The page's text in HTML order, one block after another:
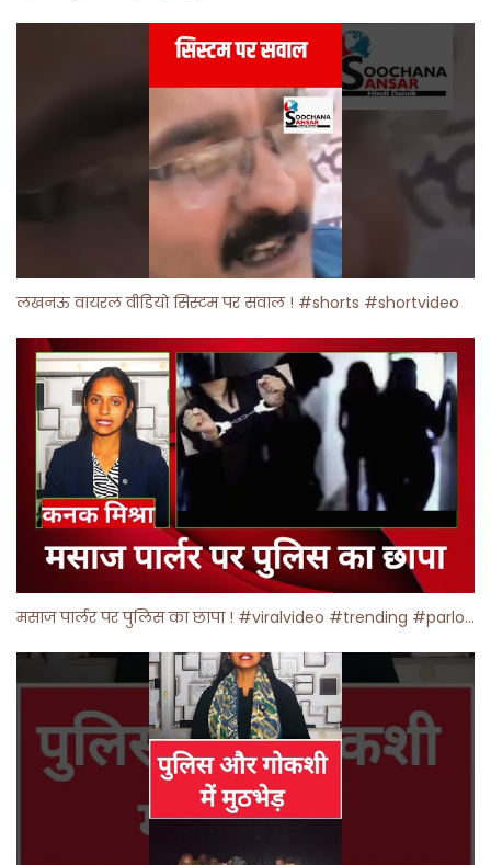
लखनऊ वायरल वीडियो सिस्टम पर सवाल ! #shorts #shortvideo
मसाज पार्लर पर पुलिस का छापा ! #viralvideo #trending #parlour